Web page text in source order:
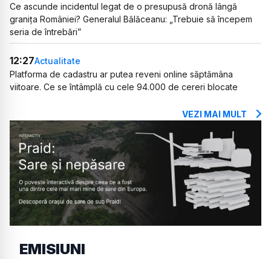
Ce ascunde incidentul legat de o presupusă dronă lângă
granița României? Generalul Bălăceanu: „Trebuie să începem
seria de întrebări”
12:27Actualitate
Platforma de cadastru ar putea reveni online săptămâna
viitoare. Ce se întâmplă cu cele 94.000 de cereri blocate
VEZI MAI MULT
EMISIUNI